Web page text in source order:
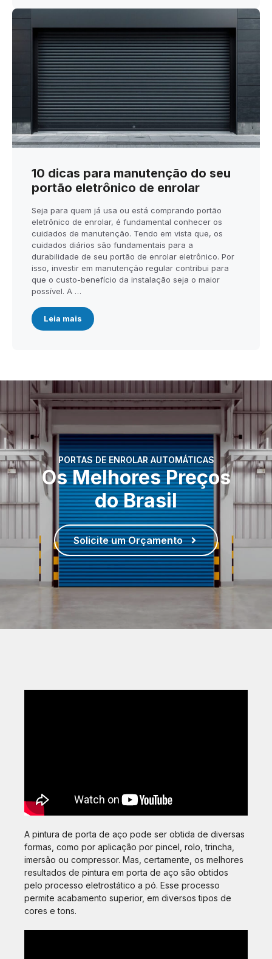
10 dicas para manutenção do seu
portão eletrônico de enrolar
Seja para quem já usa ou está comprando portão
eletrônico de enrolar, é fundamental conhecer os
cuidados de manutenção. Tendo em vista que, os
cuidados diários são fundamentais para a
durabilidade de seu portão de enrolar eletrônico. Por
isso, investir em manutenção regular contribui para
que o custo-benefício da instalação seja o maior
possível. A …
Leia mais
PORTAS DE ENROLAR AUTOMÁTICAS
Os Melhores Preços
do Brasil
Solicite um Orçamento
A pintura de porta de aço pode ser obtida de diversas
formas, como por aplicação por pincel, rolo, trincha,
imersão ou compressor. Mas, certamente, os melhores
resultados de pintura em porta de aço são obtidos
pelo processo eletrostático a pó. Esse processo
permite acabamento superior, em diversos tipos de
cores e tons.